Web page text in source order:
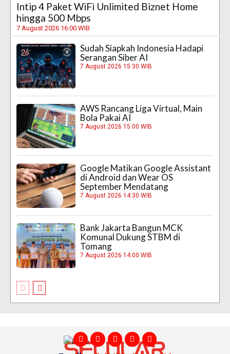
Intip 4 Paket WiFi Unlimited Biznet Home
hingga 500 Mbps
7 August 2026 16:00 WIB
Sudah Siapkah Indonesia Hadapi
Serangan Siber AI
7 August 2026 15:30 WIB
AWS Rancang Liga Virtual, Main
Bola Pakai AI
7 August 2026 15:00 WIB
Google Matikan Google Assistant
di Android dan Wear OS
September Mendatang
7 August 2026 14:30 WIB
Bank Jakarta Bangun MCK
Komunal Dukung STBM di
Tomang
7 August 2026 14:00 WIB